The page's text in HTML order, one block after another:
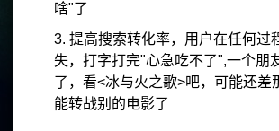
啥"了
3. 提高搜索转化率，用户在任何过
失，打字打完"心急吃不了",一个朋
了，看<冰与火之歌>吧，可能还差
能转战别的电影了